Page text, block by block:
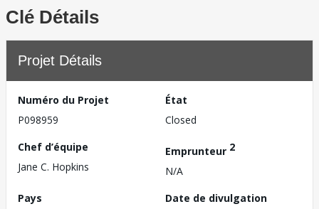
Clé Détails
Projet Détails
Numéro du Projet
P098959
État
Closed
Chef d’équipe
Jane C. Hopkins
Emprunteur 2
N/A
Pays
Date de divulgation